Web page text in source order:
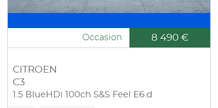
Occasion 8 490 €
CITROEN
C3
1.5 BlueHDi 100ch S&S Feel E6.d